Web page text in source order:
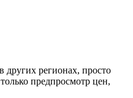
регионах, просто
предпросмотр цен,